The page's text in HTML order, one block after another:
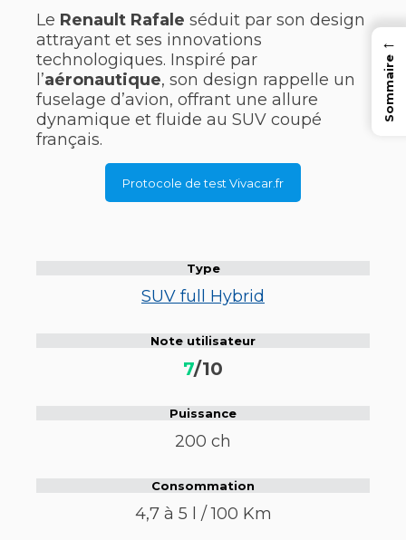
Le Renault Rafale séduit par son design
attrayant et ses innovations
technologiques. Inspiré par
l’aéronautique, son design rappelle un
fuselage d’avion, offrant une allure
dynamique et fluide au SUV coupé
français.
Protocole de test Vivacar.fr
Type
SUV full Hybrid
Note utilisateur
7/10
Puissance
200 ch
Consommation
4,7 à 5 l / 100 Km
←
Sommaire